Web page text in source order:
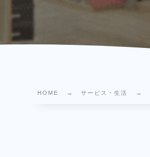
HOME サービス・生活